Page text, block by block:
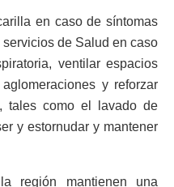
en caso de síntomas
de Salud en caso
ventilar espacios
y reforzar
tales como el lavado de
y estornudar y mantener
región mantienen una